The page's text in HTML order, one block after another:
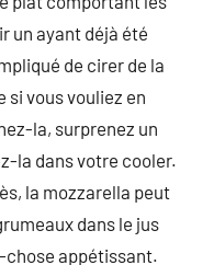
un ayant déjà été
de cirer de la
vous vouliez en
la, surprenez un
la dans votre cooler.
la mozzarella peut
dans le jus
chose appétissant.